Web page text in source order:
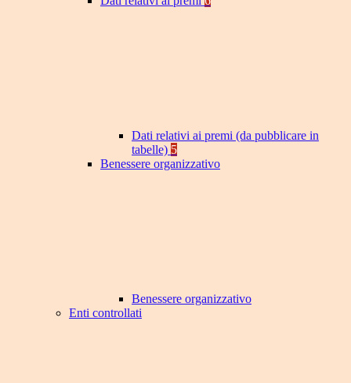
Dati relativi ai premi (da pubblicare in
tabelle) 5
Benessere organizzativo
Benessere organizzativo
Enti controllati